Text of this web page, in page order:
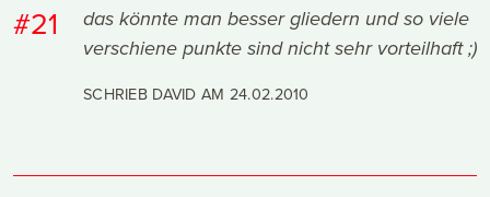
#21
das könnte man besser gliedern und so viele
verschiene punkte sind nicht sehr vorteilhaft ;)
SCHRIEB DAVID AM 24.02.2010